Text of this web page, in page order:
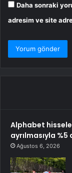
Daha sonraki
adresim ve site
Alphabet
ayrılmasıyla %5
Ağustos 6, 2026